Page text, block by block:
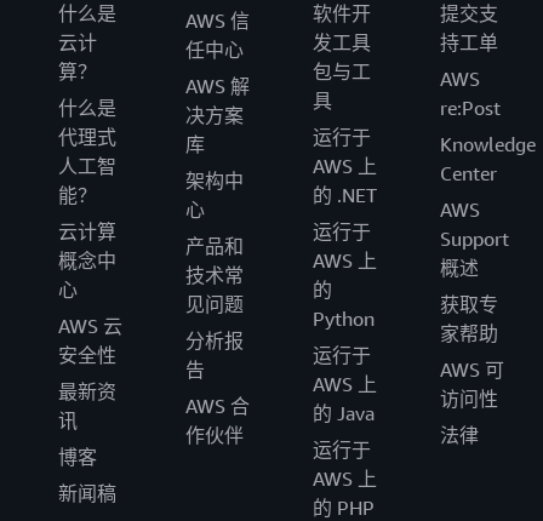
什么是
云计
算？
什么是
代理式
人工智
能？
云计算
概念中
心
AWS 云
安全性
最新资
讯
博客
新闻稿
AWS 信
任中心
AWS 解
决方案
库
架构中
心
产品和
技术常
见问题
分析报
告
AWS 合
作伙伴
软件开
发工具
包与工
具
运行于
AWS 上
的 .NET
运行于
AWS 上
的
Python
运行于
AWS 上
的 Java
运行于
AWS 上
的 PHP
提交支
持工单
AWS
re:Post
Knowledge
Center
AWS
Support
概述
获取专
家帮助
AWS 可
访问性
法律